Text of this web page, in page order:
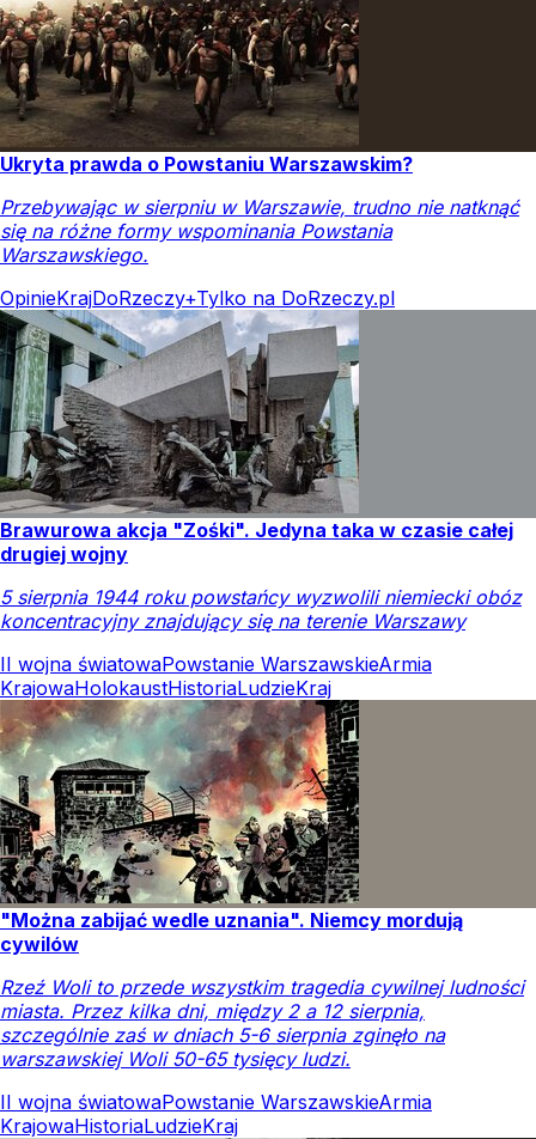
Ukryta prawda o Powstaniu Warszawskim?
Przebywając w sierpniu w Warszawie, trudno nie natknąć
się na różne formy wspominania Powstania
Warszawskiego.
OpinieKrajDoRzeczy+Tylko na DoRzeczy.pl
Brawurowa akcja "Zośki". Jedyna taka w czasie całej
drugiej wojny
5 sierpnia 1944 roku powstańcy wyzwolili niemiecki obóz
koncentracyjny znajdujący się na terenie Warszawy
II wojna światowaPowstanie WarszawskieArmia
KrajowaHolokaustHistoriaLudzieKraj
"Można zabijać wedle uznania". Niemcy mordują
cywilów
Rzeź Woli to przede wszystkim tragedia cywilnej ludności
miasta. Przez kilka dni, między 2 a 12 sierpnia,
szczególnie zaś w dniach 5-6 sierpnia zginęło na
warszawskiej Woli 50-65 tysięcy ludzi.
II wojna światowaPowstanie WarszawskieArmia
KrajowaHistoriaLudzieKraj